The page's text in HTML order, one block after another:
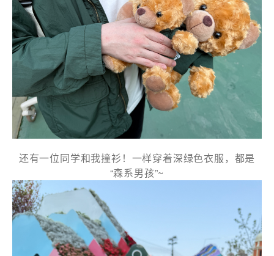
*
身份
電郵*
还有一位同学和我撞衫！一样穿着深绿色衣服，都是
“森系男孩”~